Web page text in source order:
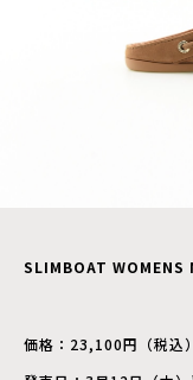
SLIMBOAT WOMENS
価格：23,100円（税込）